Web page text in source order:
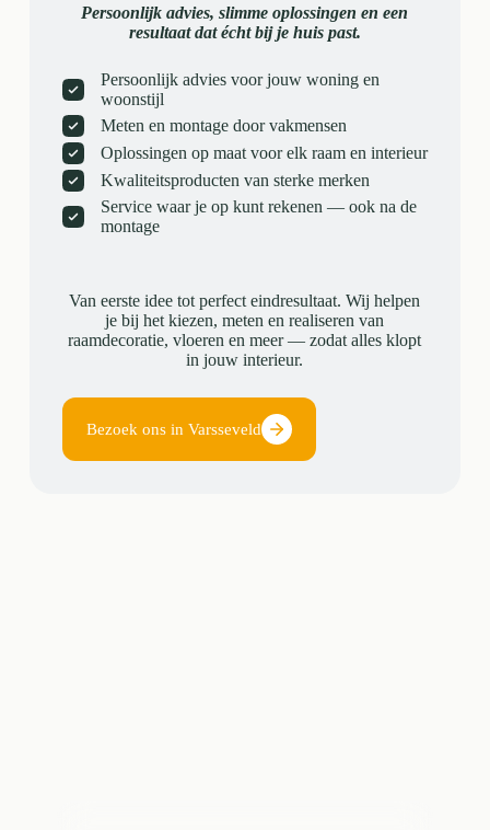
Persoonlijk advies, slimme oplossingen en een
resultaat dat écht bij je huis past.
Persoonlijk advies voor jouw woning en
woonstijl
Meten en montage door vakmensen
Oplossingen op maat voor elk raam en interieur
Kwaliteitsproducten van sterke merken
Service waar je op kunt rekenen — ook na de
montage
Van eerste idee tot perfect eindresultaat. Wij helpen
je bij het kiezen, meten en realiseren van
raamdecoratie, vloeren en meer — zodat alles klopt
in jouw interieur.
Bezoek ons in Varsseveld